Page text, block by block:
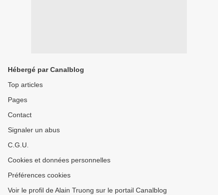
Hébergé par Canalblog
Top articles
Pages
Contact
Signaler un abus
C.G.U.
Cookies et données personnelles
Préférences cookies
Voir le profil de Alain Truong sur le portail Canalblog